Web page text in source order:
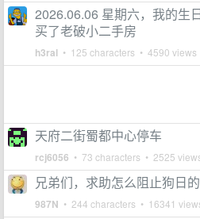
2026.06.06 星期六，我的生
买了老破小二手房
h3ral • 125 characters • 4590 views
天府二街蜀都中心停车
rcj6056 • 73 characters • 2525
兄弟们，求助怎么阻止狗日
987N • 244 characters • 16341